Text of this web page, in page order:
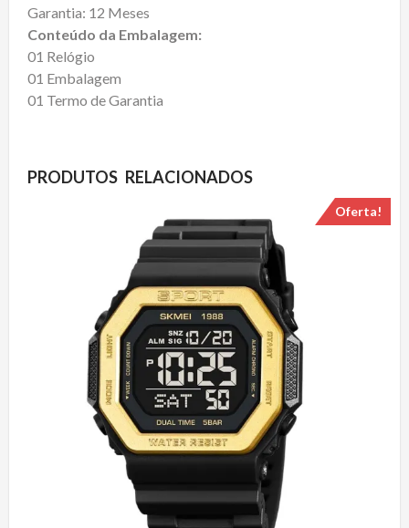
Garantia: 12 Meses
Conteúdo da Embalagem:
01 Relógio
01 Embalagem
01 Termo de Garantia
PRODUTOS RELACIONADOS
Oferta!